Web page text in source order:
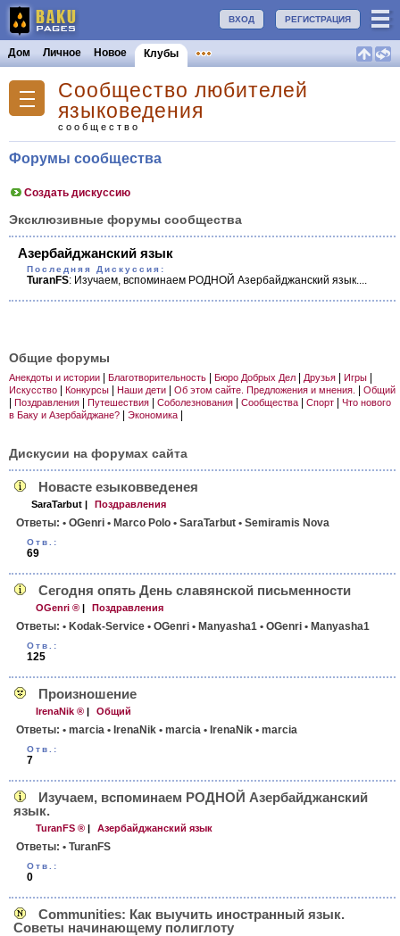
РЕГИСТРАЦИЯ
ВХОД
Дом Личное Новое Клубы
Сообщество любителей
языковедения
сообщество
Форумы сообщества
Создать дискуссию
Эксклюзивные форумы сообщества
Азербайджанский язык
Последняя Дискуссия:
TuranFS: Изучаем, вспоминаем РОДНОЙ Азербай­джанский язык....
Общие форумы
Анекдоты и истории Благотворительность Бюро Добрых Дел Друзья Игры
Искусство Конкурсы Наши дети Об этом сайте. Предложения и мнения. Общий
Поздравления Путешествия Соболезнования Сообщества Спорт
Что нового
в Баку и Азербайджане?
Экономика
Дискусии на форумах сайта
Новасте езыковведенея
SaraTarbut | Поздравления
Ответы: • OGenri • Marco Polo • SaraTarbut • Semiramis Nova
Отв.:
69
Сегодня опять День славянской письменности
OGenri ® | Поздравления
Ответы: • Kodak-Service • OGenri • Manyasha1 • OGenri • Manyasha1
Отв.:
125
Произношение
IrenaNik ® | Общий
Ответы: • marcia • IrenaNik • marcia • IrenaNik • marcia
Отв.:
7
Изучаем, вспоминаем РОДНОЙ Азербай­джанский
язык.
TuranFS ® | Азербайджанский язык
Ответы: • TuranFS
Отв.:
0
Communities: Как выучить иностранный язык.
Советы начинающему полиглоту